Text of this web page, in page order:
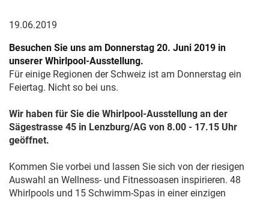
19.06.2019
Besuchen Sie uns am Donnerstag 20. Juni 2019 in
unserer Whirlpool-Ausstellung.
Für einige Regionen der Schweiz ist am Donnerstag ein
Feiertag. Nicht so bei uns.
Wir haben für Sie die Whirlpool-Ausstellung an der
Sägestrasse 45 in Lenzburg/AG von 8.00 - 17.15 Uhr
geöffnet.
Kommen Sie vorbei und lassen Sie sich von der riesigen
Auswahl an Wellness- und Fitnessoasen inspirieren. 48
Whirlpools und 15 Schwimm-Spas in einer einzigen